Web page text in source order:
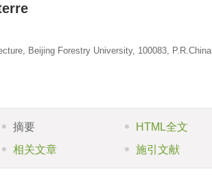
Beijing Forestry University, 100083, P.R.China
摘要 HTML全文
相关文章
施引文献